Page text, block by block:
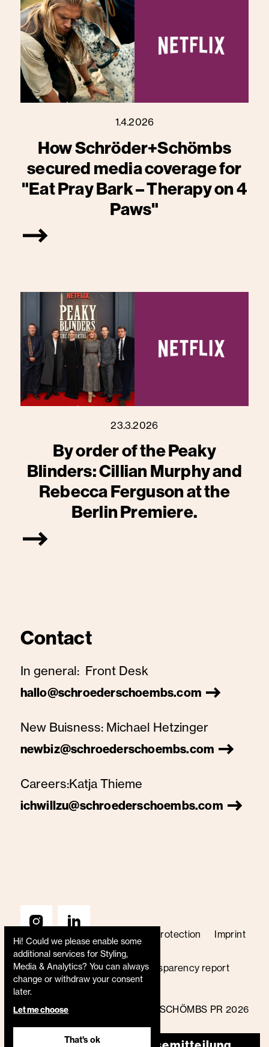
1.4.2026
How Schröder+Schömbs
secured media coverage for
"Eat Pray Bark – Therapy on 4
Paws"
23.3.2026
By order of the Peaky
Blinders: Cillian Murphy and
Rebecca Ferguson at the
Berlin Premiere.
Contact
In general: Front Desk
hallo@schroederschoembs.com
New Buisness: Michael Hetzinger
newbiz@schroederschoembs.com
Careers:Katja Thieme
ichwillzu@schroederschoembs.com
© SCHRÖDER+SCHÖMBS PR 2026
Data protection
Imprint
Price list
Code of conduct
Whistleblower policy
Transparency report
B Corp certified
Hi! Could we please enable some
additional services forStyling,
Media & Analytics? You can always
change or withdraw your consent
later.
Let me choose
That's ok